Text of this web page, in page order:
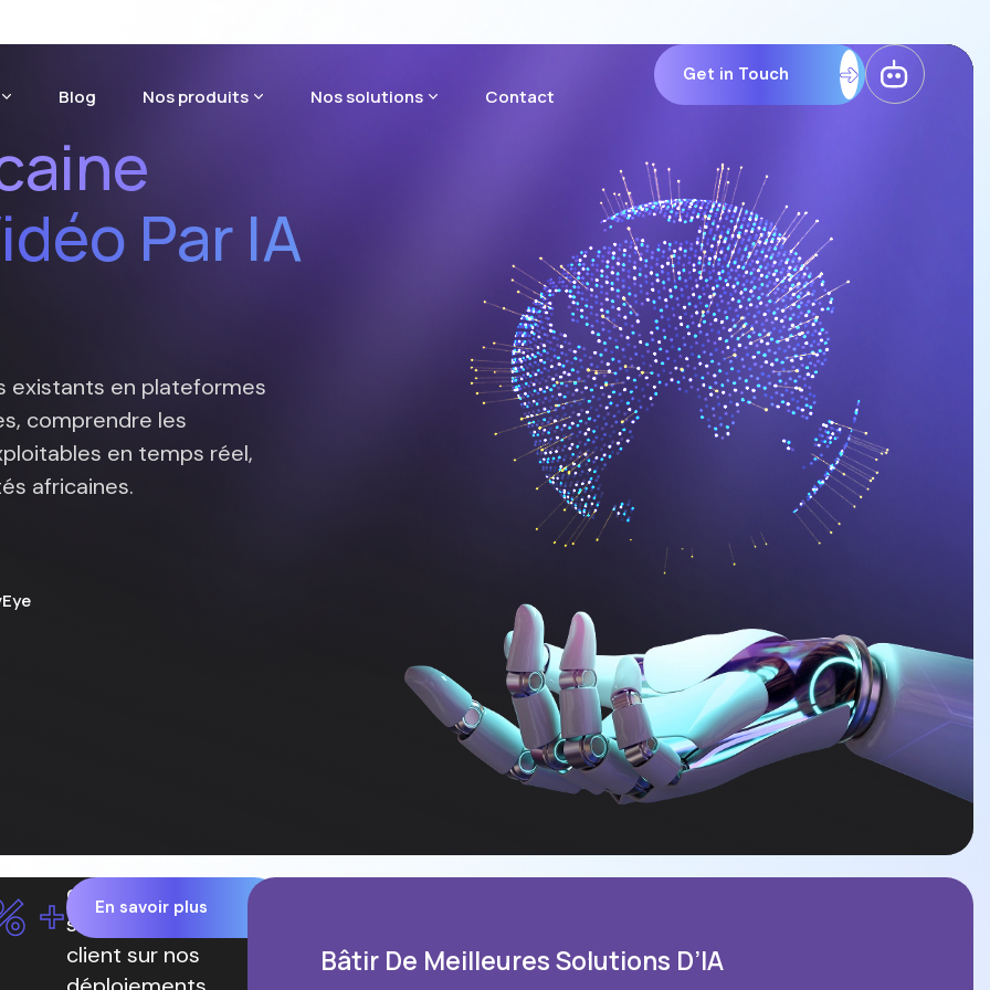
Blog Nos produits Nos solutions Contact
Get in Touch
Par IA
existants en plateformes
comprendre les
en temps réel,
africaines.
+de taux de
satisfaction
client sur nos
En savoir plus
Bâtir De Meilleures Solutions D’IA